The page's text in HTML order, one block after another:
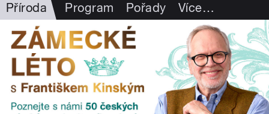
Příroda Program Pořady Více…